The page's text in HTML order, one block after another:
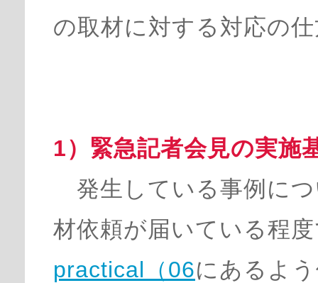
の取材に対する対応の
1）緊急記者会見の実施
発生している事例に
材依頼が届いている程
practical（06にあるよ